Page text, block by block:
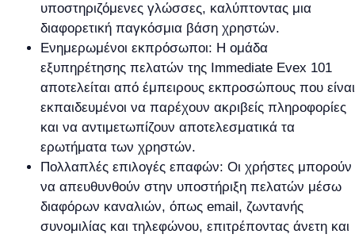
υποστηριζόμενες γλώσσες, καλύπτοντας μια
διαφορετική παγκόσμια βάση χρηστών.
Ενημερωμένοι εκπρόσωποι: Η ομάδα
εξυπηρέτησης πελατών της Immediate Evex 101
αποτελείται από έμπειρους εκπροσώπους που είναι
εκπαιδευμένοι να παρέχουν ακριβείς πληροφορίες
και να αντιμετωπίζουν αποτελεσματικά τα
ερωτήματα των χρηστών.
Πολλαπλές επιλογές επαφών: Οι χρήστες μπορούν
να απευθυνθούν στην υποστήριξη πελατών μέσω
διαφόρων καναλιών, όπως email, ζωντανής
συνομιλίας και τηλεφώνου, επιτρέποντας άνετη και